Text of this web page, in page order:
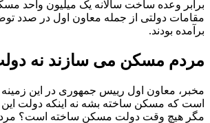
برابر وعده ساخت سالانه یک میلیون واحد
مقامات دولتی از جمله معاون اول در صدد
برآمده بودند.
مردم مسکن می سازند نه
مخبر، معاون اول رییس جمهوری در این زمینه
است که مسکن ساخته بشه نه اینکه دولت
مگر هیچ وقت دولت مسکن ساخته است؟